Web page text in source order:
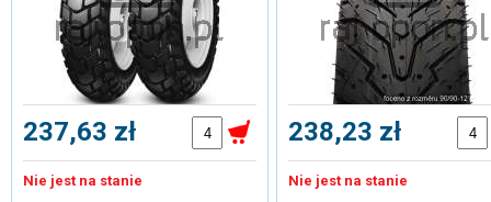
237,63 zł
Nie jest na stanie
238,23 zł
Nie jest na stanie